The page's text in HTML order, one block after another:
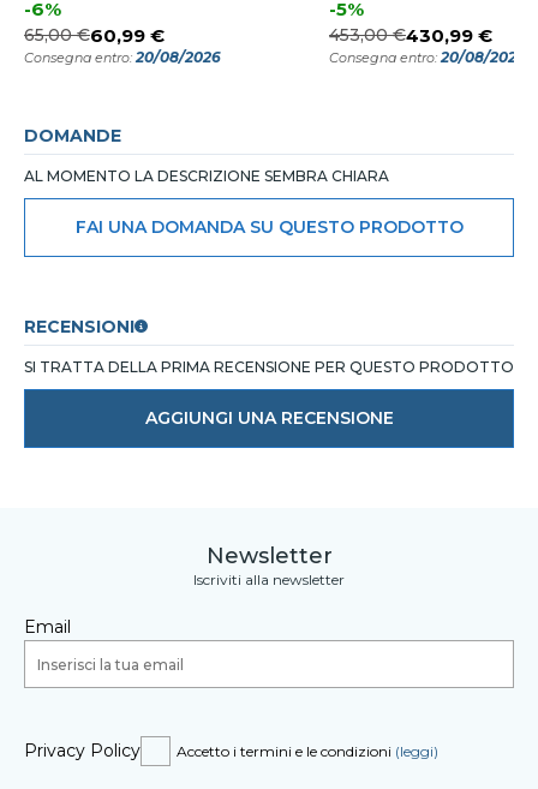
-6%
65,00 €60,99 €
Consegna entro:20/08/2026
-5%
453,00 €430,99 €
Consegna entro:20/08/2026
DOMANDE
AL MOMENTO LA DESCRIZIONE SEMBRA CHIARA
FAI UNA DOMANDA SU QUESTO PRODOTTO
RECENSIONI
SI TRATTA DELLA PRIMA RECENSIONE PER QUESTO PRODOTTO
AGGIUNGI UNA RECENSIONE
Newsletter
Iscriviti alla newsletter
Email
Privacy Policy Accetto i termini e le condizioni (leggi)